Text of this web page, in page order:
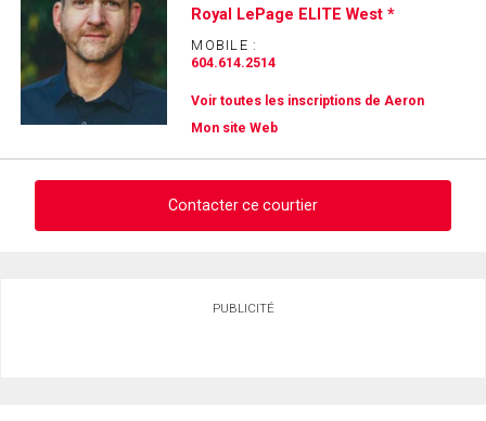
Royal LePage ELITE West *
MOBILE :
604.614.2514
Voir toutes les inscriptions de Aeron
Mon site Web
Contacter ce courtier
PUBLICITÉ